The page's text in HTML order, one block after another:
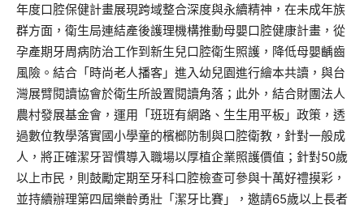
年度口腔保健計畫展現跨域整合深度與永續精神，在未成年族
群方面，衛生局連結產後護理機構推動母嬰口腔健康計畫，從
孕產期牙周病防治工作到新生兒口腔衛生照護，降低母嬰齲齒
風險。結合「時尚老人播客」進入幼兒園進行繪本共讀，與台
灣展臂閱讀協會於衛生所設置閱讀角落；此外，結合財團法人
農村發展基金會，運用「班班有網路、生生用平板」政策，透
過數位教學落實國小學童的檳榔防制與口腔衛教，針對一般成
人，將正確潔牙習慣導入職場以厚植企業照護價值；針對50歲
以上市民，則鼓勵定期至牙科口腔檢查可參與十萬好禮摸彩，
並持續辦理第四屆樂齡勇壯「潔牙比賽」，邀請65歲以上長者